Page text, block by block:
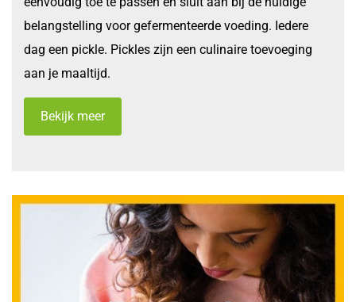
belangstelling voor gefermenteerde voeding. Iedere
dag een pickle. Pickles zijn een culinaire toevoeging
aan je maaltijd.
Bekijk meer